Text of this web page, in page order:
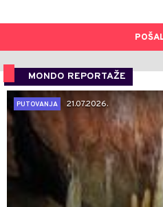
MONDO REPORTAŽE
PUTOVANJA
21.07.2026.